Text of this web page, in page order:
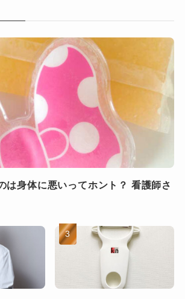
は身体に悪いってホント？ 看護師さ